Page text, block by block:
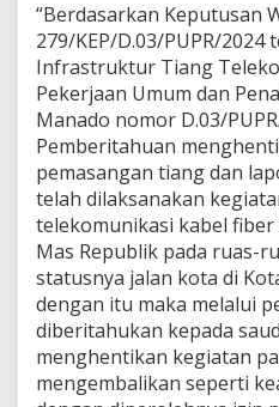
“Berdasarkan Keputusan
279/KEP/D.03/PUPR/2024
Infrastruktur Tiang
Pekerjaan Umum dan
Manado nomor D.03/
Pemberitahuan
pemasangan tiang dan
telah dilaksanakan
telekomunikasi kabel
Mas Republik pada ruas-
statusnya jalan kota di
dengan itu maka melalui
diberitahukan kepada
menghentikan kegiatan
mengembalikan seperti